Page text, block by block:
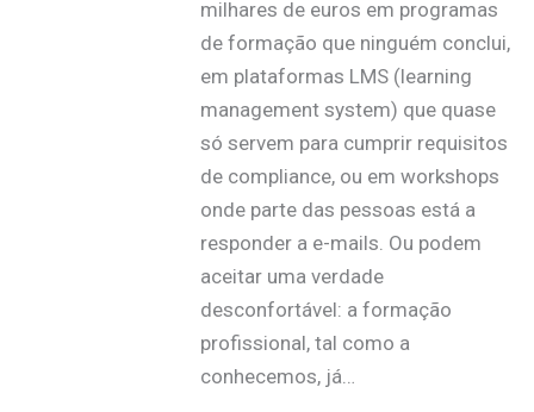
milhares de euros em programas
de formação que ninguém conclui,
em plataformas LMS (learning
management system) que quase
só servem para cumprir requisitos
de compliance, ou em workshops
onde parte das pessoas está a
responder a e-mails. Ou podem
aceitar uma verdade
desconfortável: a formação
profissional, tal como a
conhecemos, já…